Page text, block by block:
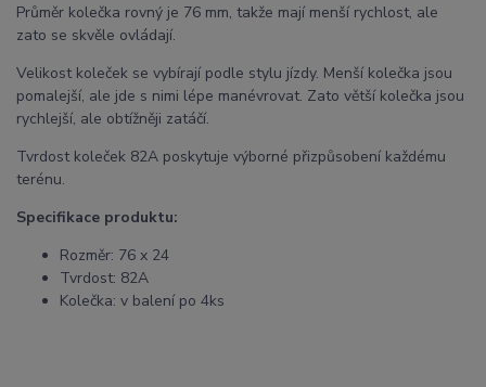
Průměr kolečka rovný je 76 mm, takže mají menší rychlost, ale
zato se skvěle ovládají.
Velikost koleček se vybírají podle stylu jízdy. Menší kolečka jsou
pomalejší, ale jde s nimi lépe manévrovat. Zato větší kolečka jsou
rychlejší, ale obtížněji zatáčí.
Tvrdost koleček 82A poskytuje výborné přizpůsobení každému
terénu.
Specifikace produktu:
Rozměr: 76 x 24
Tvrdost: 82A
Kolečka: v balení po 4ks